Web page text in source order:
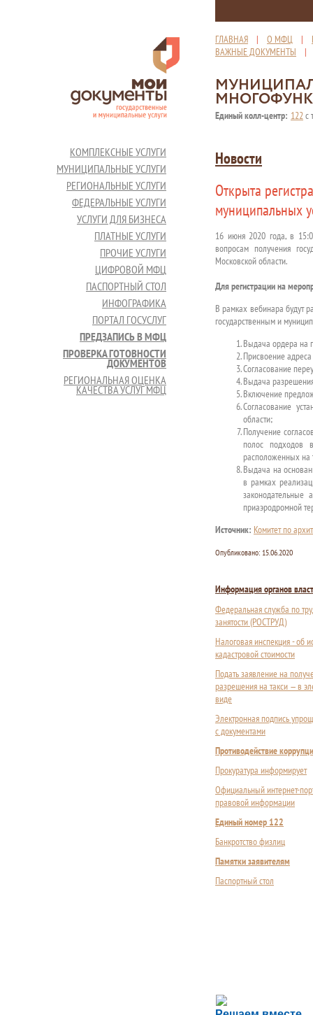
ГЛАВНАЯ | О МФЦ |
ВАЖНЫЕ ДОКУМЕНТЫ
Единый колл-центр: 122с
КОМПЛЕКСНЫЕ УСЛУГИ
МУНИЦИПАЛЬНЫЕ УСЛУГИ
РЕГИОНАЛЬНЫЕ УСЛУГИ
ФЕДЕРАЛЬНЫЕ УСЛУГИ
УСЛУГИ ДЛЯ БИЗНЕСА
ПЛАТНЫЕ УСЛУГИ
ПРОЧИЕ УСЛУГИ
ЦИФРОВОЙ МФЦ
ПАСПОРТНЫЙ СТОЛ
ИНФОГРАФИКА
ПОРТАЛ ГОСУСЛУГ
ПРЕДЗАПИСЬ В МФЦ
ПРОВЕРКА ГОТОВНОСТИ
ДОКУМЕНТОВ
РЕГИОНАЛЬНАЯ ОЦЕНКА
КАЧЕСТВА УСЛУГ МФЦ
Новости
Открыта
муниципальных
16 июня 2020 года, в
вопросам получения
Московской области.
Для регистрации на
В рамках вебинара будут
государственным и
Выдача ордера на
Присвоение
Согласование
Выдача
Включение
Согласование
области;
Получение
полос подходов
расположенных на
Выдача на
в рамках
законодательные
приаэродромной
Источник: Комитет по
Опубликовано: 15.06.2020
Информация органов
Федеральная служба по
занятости (РОСТРУД)
Налоговая инспекция - об
кадастровой стоимости
Подать заявление на
разрешения на такси — в
виде
Электронная подпись
с документами
Противодействие
Прокуратура информирует
Официальный интернет-
правовой информации
Единый номер 122
Банкротство физлиц
Памятки заявителям
Паспортный стол
Сложности с